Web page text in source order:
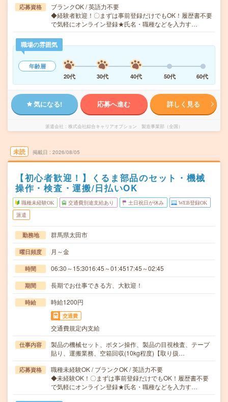
応募資格
ブランクOK / 英語力不要
◆経験者歓迎！〇まずは事前登録だけでもOK！履歴書不要
で気軽にオンライン登録★氏名・職種などを入力す…
職場の雰囲気
年齢層
20代
30代 40代 50代 60代
気になる! 応募へ進む 詳しく見る
派遣会社 株式会社綜合キャリアオプション 製造事業部（全国）
未読 掲載日 2026/08/05
【初心者歓迎！】くるま部品のセット・機械
操作・検査・運搬/日払いOK
職種未経験OK 交通費別途支給あり 土日祝日が休み WEB登録OK
派遣
勤務地 群馬県太田市
曜日頻度 月～金
時間 06:30～15:3016:45～01:4517:45～02:45
期間 長期でお仕事できる方、大歓迎！
時給 時給1200円
交通費
交通費規定内支給
仕事内容
製品の機械セット、ボタン操作、製品の目視検査、テープ
貼り、運搬業務、空箱回収(10kg程度)【取り扱…
応募資格
職種未経験OK / ブランクOK / 英語力不要
◆未経験OK！〇まずは事前登録だけでもOK！履歴書不要
で気軽にオンライン登録★氏名・職種などを入力す…